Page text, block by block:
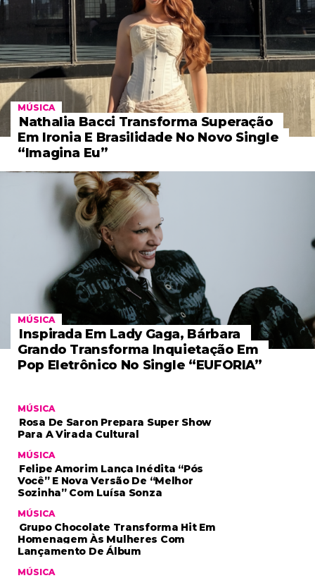
MÚSICA
Nathalia Bacci Transforma Superação
Em Ironia E Brasilidade No Novo Single
“Imagina Eu”
MÚSICA
Inspirada Em Lady Gaga, Bárbara
Grando Transforma Inquietação Em
Pop Eletrônico No Single “EUFORIA”
MÚSICA
Rosa De Saron Prepara Super Show
Para A Virada Cultural
MÚSICA
Felipe Amorim Lança Inédita “Pós
Você” E Nova Versão De “Melhor
Sozinha” Com Luísa Sonza
MÚSICA
Grupo Chocolate Transforma Hit Em
Homenagem Às Mulheres Com
Lançamento De Álbum
MÚSICA